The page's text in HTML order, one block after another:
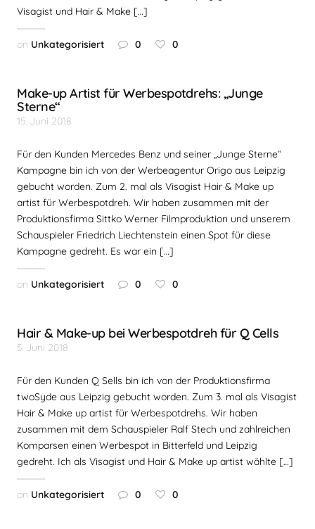
Visagist und Hair & Make […]
on Unkategorisiert 0 0
Make-up Artist für Werbespotdrehs: „Junge
Sterne“
15. Juni 2018
Für den Kunden Mercedes Benz und seiner „Junge Sterne“
Kampagne bin ich von der Werbeagentur Origo aus Leipzig
gebucht worden. Zum 2. mal als Visagist Hair & Make up
artist für Werbespotdreh. Wir haben zusammen mit der
Produktionsfirma Sittko Werner Filmproduktion und unserem
Schauspieler Friedrich Liechtenstein einen Spot für diese
Kampagne gedreht. Es war ein […]
on Unkategorisiert 0 0
Hair & Make-up bei Werbespotdreh für Q Cells
5. Juni 2018
Für den Kunden Q Sells bin ich von der Produktionsfirma
twoSyde aus Leipzig gebucht worden. Zum 3. mal als Visagist
Hair & Make up artist für Werbespotdrehs. Wir haben
zusammen mit dem Schauspieler Ralf Stech und zahlreichen
Komparsen einen Werbespot in Bitterfeld und Leipzig
gedreht. Ich als Visagist und Hair & Make up artist wählte […]
on Unkategorisiert 0 0